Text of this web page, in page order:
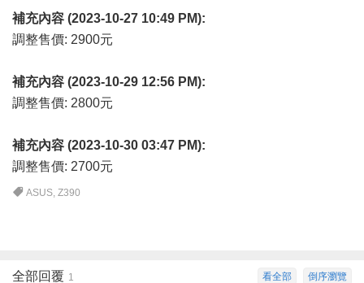
補充內容 (2023-10-27 10:49 PM):
調整售價: 2900元
補充內容 (2023-10-29 12:56 PM):
調整售價: 2800元
補充內容 (2023-10-30 03:47 PM):
調整售價: 2700元
ASUS,Z390
倒序瀏覽
看全部
全部回覆 1